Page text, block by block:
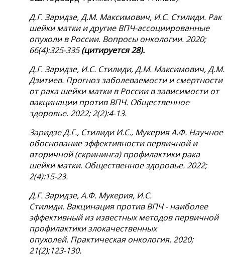
Д.Г. Заридзе, Д.М. Максимович, И.С. Стилиди. Рак
шейки матки и другие ВПЧ-ассоциированные
опухоли в России. Вопросы онкологии. 2020;
66(4):325-335(цитируется 28).
Д.Г. Заридзе, И.С. Стилиди, Д.М. Максимович, Д.М.
Дзитиев. Прогноз заболеваемости и смертности
от рака шейки матки в России в зависимости от
вакцинации против ВПЧ. Общественное
здоровье. 2022; 2(2):4-13.
Заридзе Д.Г., Стилиди И.С., Мукерия А.Ф. Научное
обоснование эффективности первичной и
вторичной (скрининга) профилактики рака
шейки матки. Общественное здоровье. 2022;
2(4):15-23.
Д.Г. Заридзе, А.Ф. Мукерия, И.С.
Стилиди. Вакцинация против ВПЧ - наиболее
эффективный из известных методов первичной
профилактики злокачественных
опухолей. Практическая онкология. 2020;
21(2);123-130.